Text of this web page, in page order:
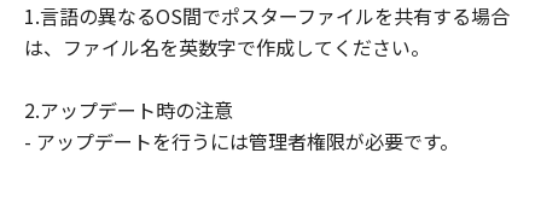
に、本契約の条件の下で、「許諾ソフトウ
エア」を使用させることができます。その
を本契約の条件に従わせることにつき、す
べての責任を負っていただくものとしま
1.言語の異なるOS間でポスターファイルを共有する場合
は、ファイル名を英数字で作成してください。
2.アップデート時の注意
- アップデートを行うには管理者権限が必要です。